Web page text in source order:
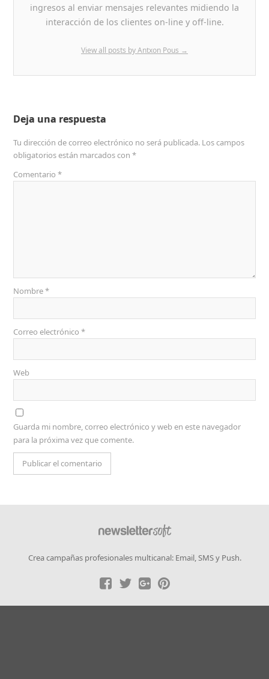
ingresos al enviar mensajes relevantes midiendo la
interacción de los clientes on-line y off-line.
View all posts by Antxon Pous →
Deja una respuesta
Tu dirección de correo electrónico no será publicada. Los campos
obligatorios están marcados con*
Comentario*
Nombre*
Correo electrónico*
Web
Guarda mi nombre, correo electrónico y web en este navegador
para la próxima vez que comente.
Crea campañas profesionales multicanal: Email, SMS y Push.